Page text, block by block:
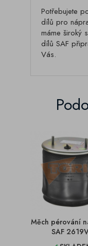
Potřebujete
dílů pro
máme široký
dílů SAF
Vás.
Měch pérování
SAF